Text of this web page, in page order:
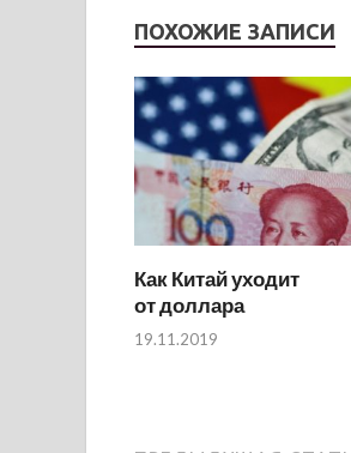
ПОХОЖИЕ ЗАПИСИ
Как Китай уходит
от доллара
19.11.2019